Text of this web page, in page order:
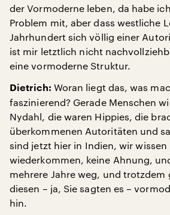
der Vormoderne leben, da habe
Problem mit, aber dass westliche
Jahrhundert sich völlig einer
ist mir letztlich nicht
eine vormoderne Struktur.
Dietrich: Woran liegt das, was
faszinierend? Gerade Menschen
Nydahl, die waren Hippies, die
überkommenen Autoritäten und
sind jetzt hier in Indien, wir
wiederkommen, keine Ahnung,
mehrere Jahre weg, und trotzdem
diesen – ja, Sie sagten es –
hin.